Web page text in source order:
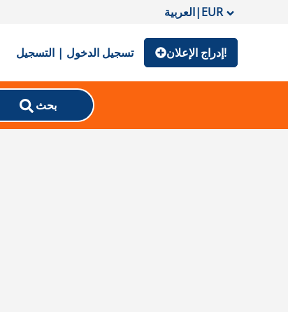
العربية|EUR
تسجيل الدخول | التسجيل إدراج الإعلان!
بحث